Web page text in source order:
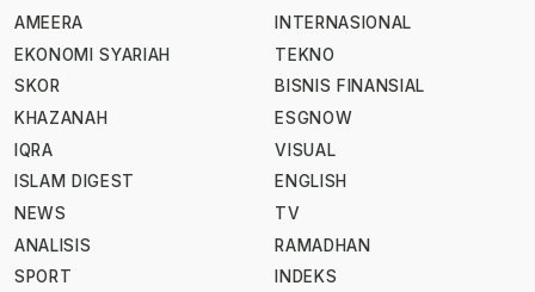
AMEERA
EKONOMI SYARIAH
SKOR
KHAZANAH
IQRA
ISLAM DIGEST
NEWS
ANALISIS
SPORT
INTERNASIONAL
TEKNO
BISNIS FINANSIAL
ESGNOW
VISUAL
ENGLISH
TV
RAMADHAN
INDEKS